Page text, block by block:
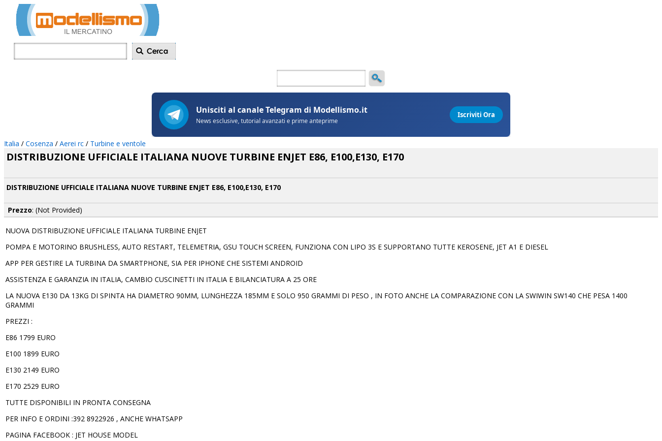
Italia / Cosenza / Aerei rc / Turbine e ventole
DISTRIBUZIONE UFFICIALE ITALIANA NUOVE TURBINE ENJET E86, E100,E130, E170
DISTRIBUZIONE UFFICIALE ITALIANA NUOVE TURBINE ENJET E86, E100,E130, E170
Prezzo: (Not Provided)
NUOVA DISTRIBUZIONE UFFICIALE ITALIANA TURBINE ENJET
POMPA E MOTORINO BRUSHLESS, AUTO RESTART, TELEMETRIA, GSU TOUCH SCREEN, FUNZIONA CON LIPO 3S E SUPPORTANO TUTTE KEROSENE, JET A1 E DIESEL
APP PER GESTIRE LA TURBINA DA SMARTPHONE, SIA PER IPHONE CHE SISTEMI ANDROID
ASSISTENZA E GARANZIA IN ITALIA, CAMBIO CUSCINETTI IN ITALIA E BILANCIATURA A 25 ORE
LA NUOVA E130 DA 13KG DI SPINTA HA DIAMETRO 90MM, LUNGHEZZA 185MM E SOLO 950 GRAMMI DI PESO , IN FOTO ANCHE LA COMPARAZIONE CON LA SWIWIN SW140 CHE PESA 1400
GRAMMI
PREZZI :
E86 1799 EURO
E100 1899 EURO
E130 2149 EURO
E170 2529 EURO
TUTTE DISPONIBILI IN PRONTA CONSEGNA
PER INFO E ORDINI :392 8922926 , ANCHE WHATSAPP
PAGINA FACEBOOK : JET HOUSE MODEL